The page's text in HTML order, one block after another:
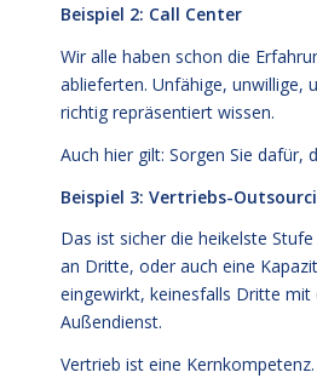
Beispiel 2: Call Center
Wir alle haben schon die
ablieferten. Unfähige, unwillige,
richtig repräsentiert wissen.
Auch hier gilt: Sorgen Sie dafür,
Beispiel 3: Vertriebs-
Das ist sicher die heikelste
an Dritte, oder auch eine
eingewirkt, keinesfalls Dritte
Außendienst.
Vertrieb ist eine